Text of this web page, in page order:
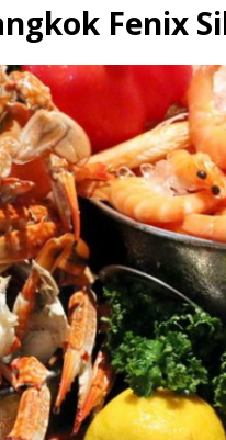
ะสนามเจดีย์ใหญ่: เมื่อคะแนนนิยม ‘ส้
ที่เข้าใจผู้ใช้ไทยมากที่สุด
AUTO
“GIN-D” EVENT SOCIAL LIFE
Fenix